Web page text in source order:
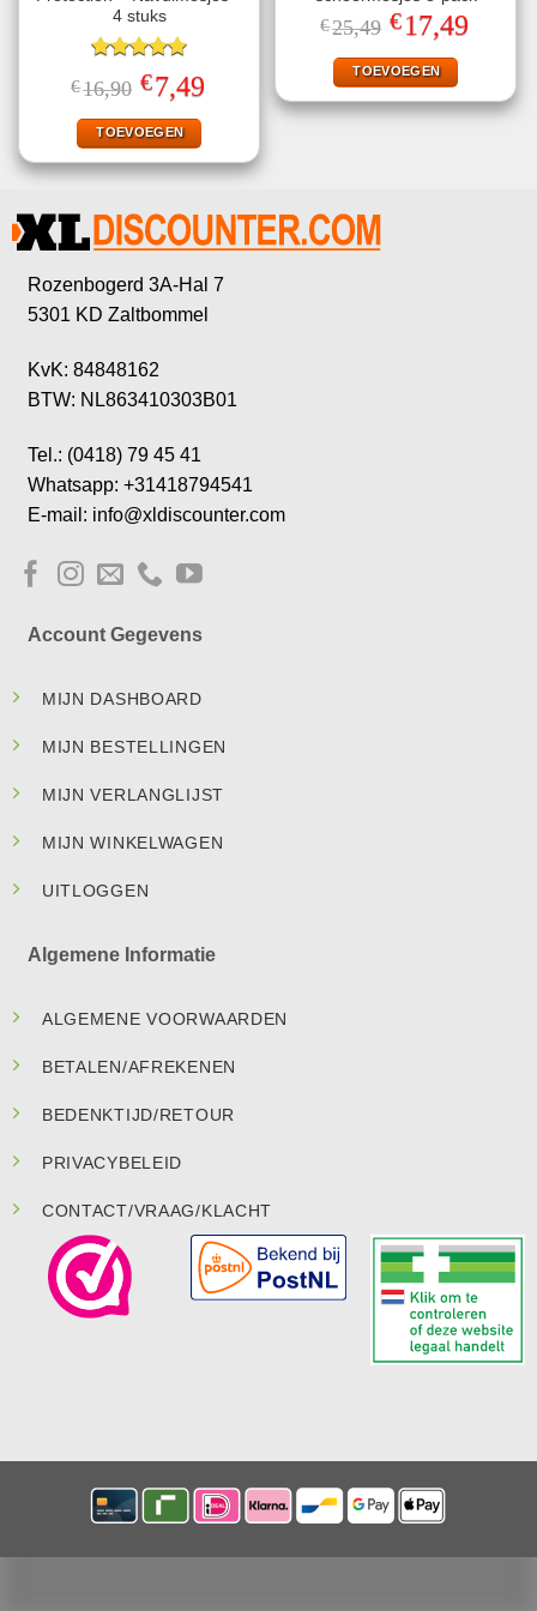
4 stuks
Gewaardeerd
5.00uit 5
€16,90 Oorspronkelijke
prijs
was:
€16,90.
€7,49Huidige
prijs
TOEVOEGEN
€25,49 Oorspronkelijke
prijs
was:
€25,49.
€17,49Huidige
prijs
TOEVOEGEN
Rozenbogerd 3A-Hal 7
5301 KD Zaltbommel
KvK: 84848162
BTW: NL863410303B01
Tel.: (0418) 79 45 41
Whatsapp: +31418794541
E-mail: info@xldiscounter.com
Account Gegevens
MIJN DASHBOARD
MIJN BESTELLINGEN
MIJN VERLANGLIJST
MIJN WINKELWAGEN
UITLOGGEN
Algemene Informatie
ALGEMENE VOORWAARDEN
BETALEN/AFREKENEN
BEDENKTIJD/RETOUR
PRIVACYBELEID
CONTACT/VRAAG/KLACHT